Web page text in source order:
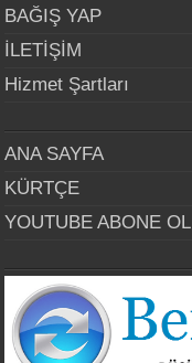
BAĞIŞ YAP
İLETİŞİM
Hizmet Şartları
ANA SAYFA
KÜRTÇE
YOUTUBE ABONE OL